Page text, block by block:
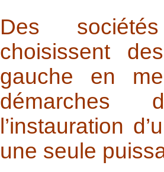
Des sociétés
choisissent
gauche en
démarches
l’instauration
une seule